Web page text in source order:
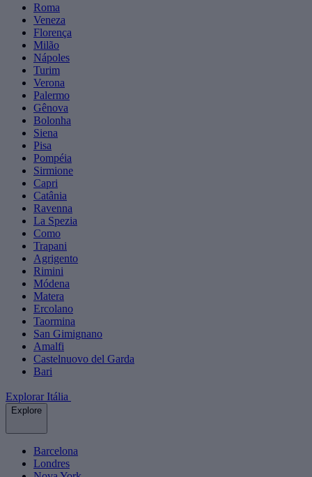
Roma
Veneza
Florença
Milão
Nápoles
Turim
Verona
Palermo
Gênova
Bolonha
Siena
Pisa
Pompéia
Sirmione
Capri
Catânia
Ravenna
La Spezia
Como
Trapani
Agrigento
Rimini
Módena
Matera
Ercolano
Taormina
San Gimignano
Amalfi
Castelnuovo del Garda
Bari
Explorar Itália
Explore
Barcelona
Londres